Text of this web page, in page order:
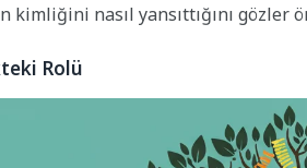
kimliğini nasıl yansıttığını gözler
Rolü